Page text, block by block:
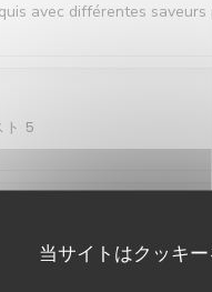
当サイトはクッキ
avec différentes
5
7